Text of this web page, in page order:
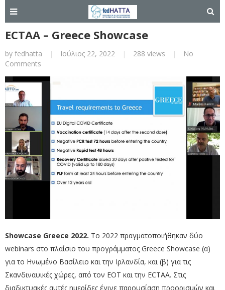
ECTAA – Greece Showcase
by fedhatta | Ιούλιος 22, 2022 | 288 views |
No
Comments
Showcase Greece 2022. Το 2022 πραγματοποιήθηκαν δύο
webinars στο πλαίσιο του προγράμματος Greece Showcase (α)
για το Ηνωμένο Βασίλειο και την Ιρλανδία, και (β) για τις
Σκανδιναυικές χώρες, από τον ΕΟΤ και την ECTAA. Στις
διαδικτυακές αυτές ημερίδες έγινε παρουσίαση προορισμών και